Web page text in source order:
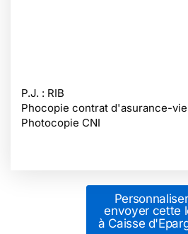
P.J. : RIB
Phocopie contrat d'asurance-
Photocopie CNI
envoyer cette
à Caisse